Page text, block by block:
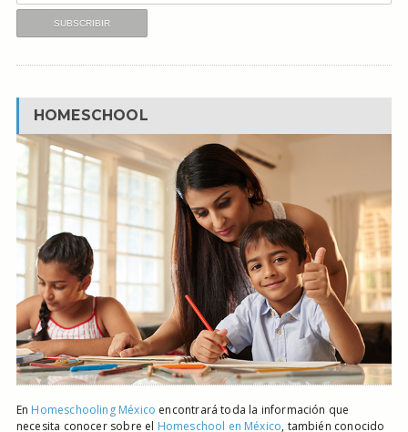
HOMESCHOOL
En Homeschooling México encontrará toda la información que
necesita conocer sobre el Homeschool en México, también conocido